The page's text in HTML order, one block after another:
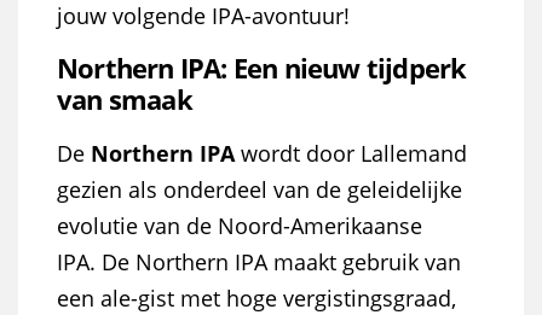
jouw volgende IPA-avontuur!
Northern IPA: Een nieuw tijdperk
van smaak
De Northern IPAwordt door Lallemand
gezien als onderdeel van de geleidelijke
evolutie van de Noord-Amerikaanse
IPA. De Northern IPA maakt gebruik van
een ale-gist met hoge vergistingsgraad,